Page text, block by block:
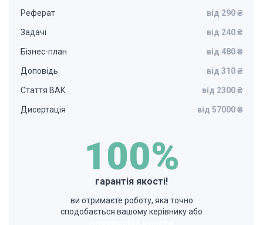
Реферат від 290 ₴
Задачі від 240 ₴
Бізнес-план від 480 ₴
Доповідь від 310 ₴
Стаття ВАК від 2300 ₴
Дисертація від 57000 ₴
100%
гарантія якості!
ви отримаєте роботу, яка точно
сподобається вашому керівнику або